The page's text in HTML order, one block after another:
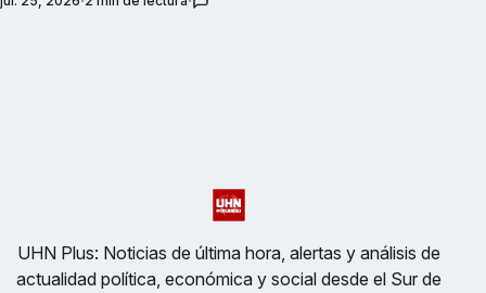
UHN Plus: Noticias de última hora, alertas y análisis de
actualidad política, económica y social desde el Sur de